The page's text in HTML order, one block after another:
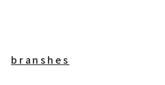
branshes